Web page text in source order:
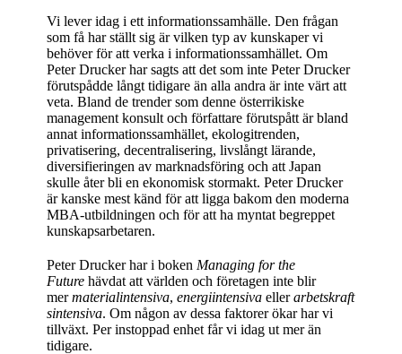
Vi lever idag i ett informationssamhälle. Den frågan
som få har ställt sig är vilken typ av kunskaper vi
behöver för att verka i informationssamhället. Om
Peter Drucker har sagts att det som inte Peter Drucker
förutspådde långt tidigare än alla andra är inte värt att
veta. Bland de trender som denne österrikiske
management konsult och författare förutspått är bland
annat informationssamhället, ekologitrenden,
privatisering, decentralisering, livslångt lärande,
diversifieringen av marknadsföring och att Japan
skulle åter bli en ekonomisk stormakt. Peter Drucker
är kanske mest känd för att ligga bakom den moderna
MBA-utbildningen och för att ha myntat begreppet
kunskapsarbetaren.
Peter Drucker har i boken Managing for the
Future hävdat att världen och företagen inte blir
mermaterialintensiva,energiintensiva ellerarbetskraft
sintensiva. Om någon av dessa faktorer ökar har vi
tillväxt. Per instoppad enhet får vi idag ut mer än
tidigare.